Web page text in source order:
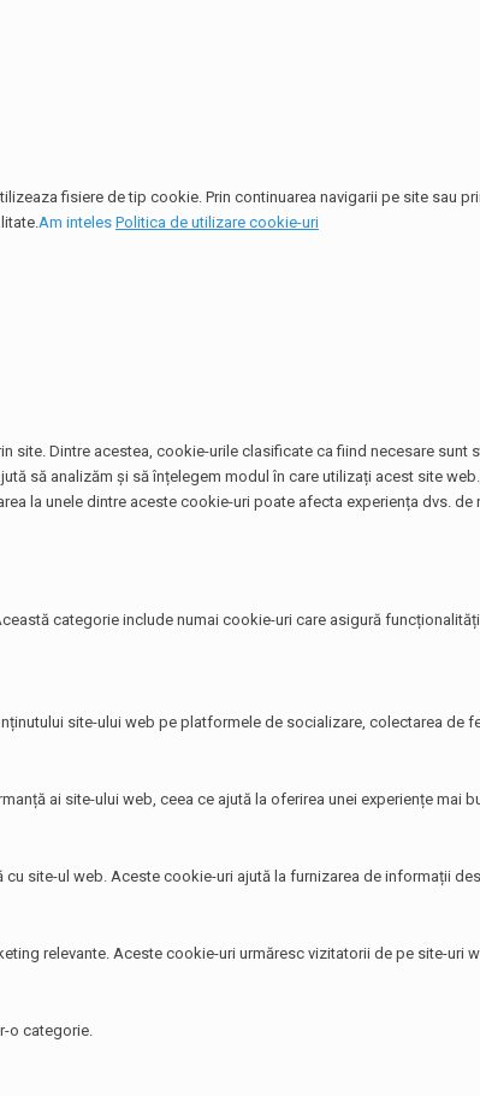
fisiere de tip cookie. Prin continuarea navigarii pe site sau
Am inteles Politica de utilizare cookie-uri
Dintre acestea, cookie-urile clasificate ca fiind necesare
să analizăm și să înțelegem modul în care utilizați acest site
la unele dintre aceste cookie-uri poate afecta experiența dvs. de
categorie include numai cookie-uri care asigură
site-ului web pe platformele de socializare, colectarea de
ai site-ului web, ceea ce ajută la oferirea unei experiențe mai
site-ul web. Aceste cookie-uri ajută la furnizarea de informații
relevante. Aceste cookie-uri urmăresc vizitatorii de pe site-uri
o categorie.